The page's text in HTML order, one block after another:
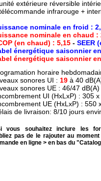
extérieure réversible
infrarouge +
nominale en froid :
nominale en chaud :
(en chaud) : 5,15 - SEER
énergétique saisonnier
énergétique saisonnier
horaire
sonores UI : 19 à 40
sonores UE : 46/47
UI (HxLxP) : 305 x
UE (HxLxP) : 550
de livraison: 8/10 jours
vous souhaitez inclure les
pas de le rajouter au
en ligne > en bas du